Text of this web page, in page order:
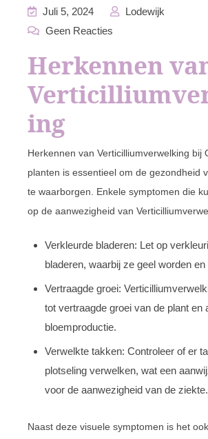
Juli 5, 2024
Lodewijk
Geen Reacties
Herkennen
ing
Herkennen van Verticilliumverwelking bij
planten is essentieel om de gezondheid
te waarborgen. Enkele symptomen die
op de aanwezigheid van
Verkleurde bladeren: Let op
bladeren, waarbij ze geel worden
Vertraagde groei:
tot vertraagde groei van de plant en
bloemproductie.
Verwelkte takken: Controleer of er
plotseling verwelken, wat een
voor de aanwezigheid van de ziekte.
Naast deze visuele symptomen is het